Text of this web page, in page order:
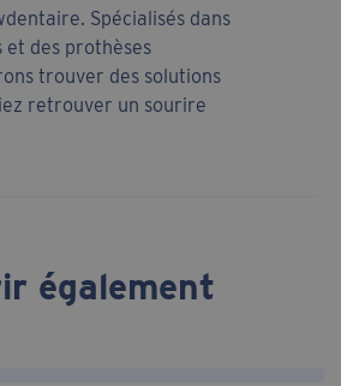
Spécialisés dans
et des prothèses
trouver des solutions
retrouver un sourire
également